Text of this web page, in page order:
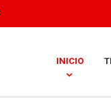
INICIO